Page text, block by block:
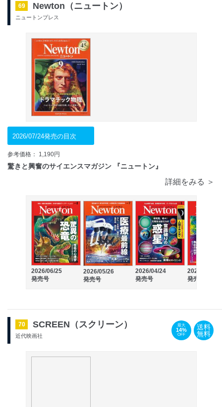
69 Newton（ニュートン）
ニュートンプレス
2026/07/24発売の目次
参考価格： 1,190円
驚きと興奮のサイエンスマガジン 『ニュートン』
詳細をみる ＞
2026/06/25
発売号
2026/05/26
発売号
2026/04/24
発売号
2026/03/26
発売号
70 SCREEN（スクリーン）
近代映画社
最大
14%
OFF
送料
無料